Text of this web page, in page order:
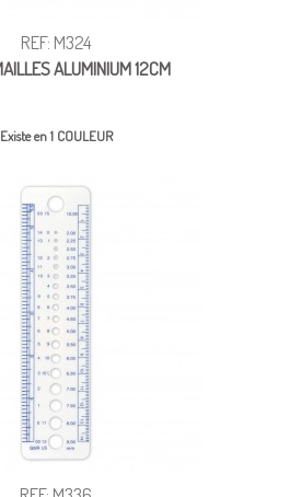
REF: M324
ALUMINIUM 12CM
Existe en 1 COULEUR